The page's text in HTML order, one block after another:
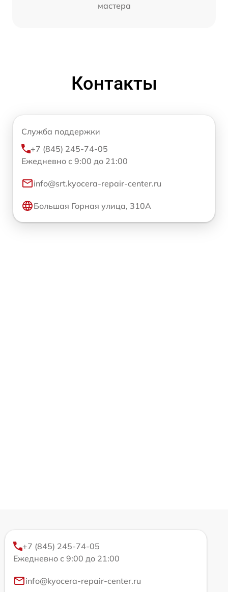
мастера
Контакты
Служба поддержки
+7 (845) 245-74-05
Ежедневно с 9:00 до 21:00
info@srt.kyocera-repair-center.ru
Большая Горная улица, 310А
+7 (845) 245-74-05
Ежедневно с 9:00 до 21:00
info@kyocera-repair-center.ru